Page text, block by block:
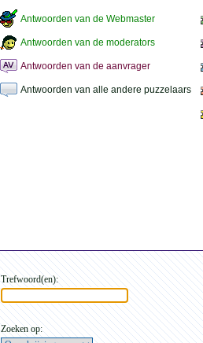
Antwoorden van de Webmaster
Antwoorden van de moderators
Antwoorden van de aanvrager
Antwoorden van alle andere puzzelaars
Trefwoord(en):
Zoeken op: